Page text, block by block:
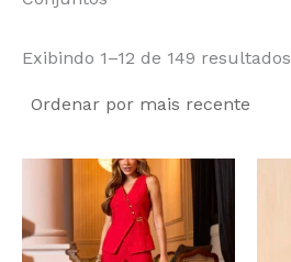
Exibindo 1–12 de 149 resultados